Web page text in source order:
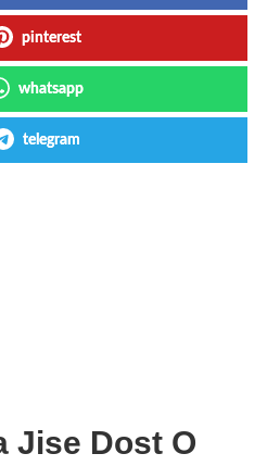
pinterest
whatsapp
telegram
Jise Dost O